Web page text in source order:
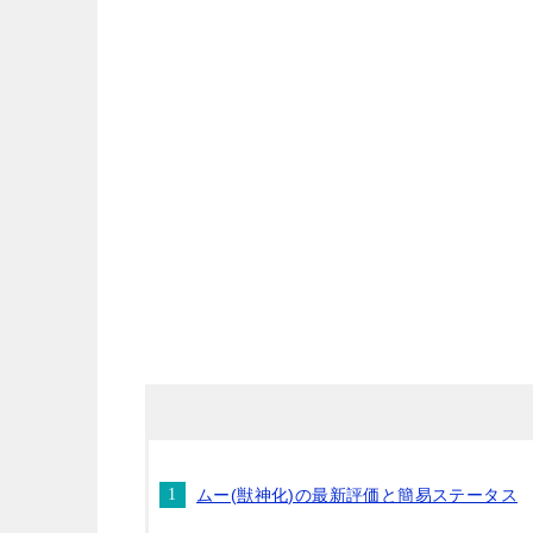
ムー(獣神化)の最新評価と簡易ステータス